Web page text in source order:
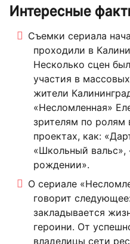
Интересные
Съемки сериала
проходили в
Несколько сцен
участия в
жители
«Несломленная»
зрителям по ролям
проектах, как:
«Школьный вальс»,
рождении».
О сериале
говорит
закладывается
героини. От
владелицы сети